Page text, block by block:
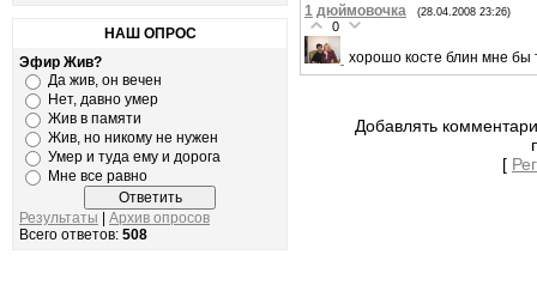
НАШ ОПРОС
Эфир Жив?
Да жив, он вечен
Нет, давно умер
Жив в памяти
Жив, но никому не нужен
Умер и туда ему и дорога
Мне все равно
Результаты
Архив опросов
Всего ответов: 508
1 дюймовочка (28.04.2008 23:26)
0
хорошо косте блин мне бы
Добавлять
[